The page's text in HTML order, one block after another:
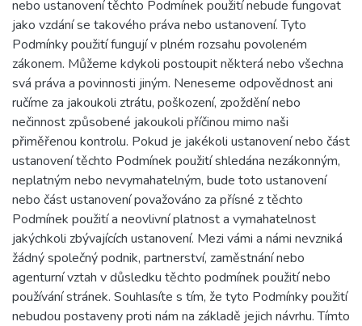
nebo ustanovení těchto Podmínek použití nebude fungovat
jako vzdání se takového práva nebo ustanovení. Tyto
Podmínky použití fungují v plném rozsahu povoleném
zákonem. Můžeme kdykoli postoupit některá nebo všechna
svá práva a povinnosti jiným. Neneseme odpovědnost ani
ručíme za jakoukoli ztrátu, poškození, zpoždění nebo
nečinnost způsobené jakoukoli příčinou mimo naši
přiměřenou kontrolu. Pokud je jakékoli ustanovení nebo část
ustanovení těchto Podmínek použití shledána nezákonným,
neplatným nebo nevymahatelným, bude toto ustanovení
nebo část ustanovení považováno za přísné z těchto
Podmínek použití a neovlivní platnost a vymahatelnost
jakýchkoli zbývajících ustanovení. Mezi vámi a námi nevzniká
žádný společný podnik, partnerství, zaměstnání nebo
agenturní vztah v důsledku těchto podmínek použití nebo
používání stránek. Souhlasíte s tím, že tyto Podmínky použití
nebudou postaveny proti nám na základě jejich návrhu. Tímto